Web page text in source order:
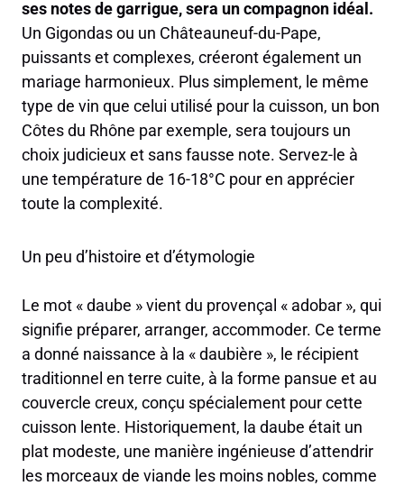
ses notes de garrigue, sera un compagnon idéal.
Un Gigondas ou un Châteauneuf-du-Pape,
puissants et complexes, créeront également un
mariage harmonieux. Plus simplement, le même
type de vin que celui utilisé pour la cuisson, un bon
Côtes du Rhône par exemple, sera toujours un
choix judicieux et sans fausse note. Servez-le à
une température de 16-18°C pour en apprécier
toute la complexité.
Un peu d’histoire et d’étymologie
Le mot « daube » vient du provençal « adobar », qui
signifie préparer, arranger, accommoder. Ce terme
a donné naissance à la « daubière », le récipient
traditionnel en terre cuite, à la forme pansue et au
couvercle creux, conçu spécialement pour cette
cuisson lente. Historiquement, la daube était un
plat modeste, une manière ingénieuse d’attendrir
les morceaux de viande les moins nobles, comme